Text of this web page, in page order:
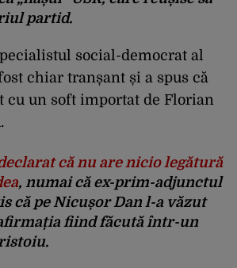
partid.
social-democrat al
chiar tranșant și a spus că
cu un soft importat de Florian
că nu are nicio legătură
, numai că ex-prim-adjunctul
că pe Nicușor Dan l-a văzut
fiind făcută într-un